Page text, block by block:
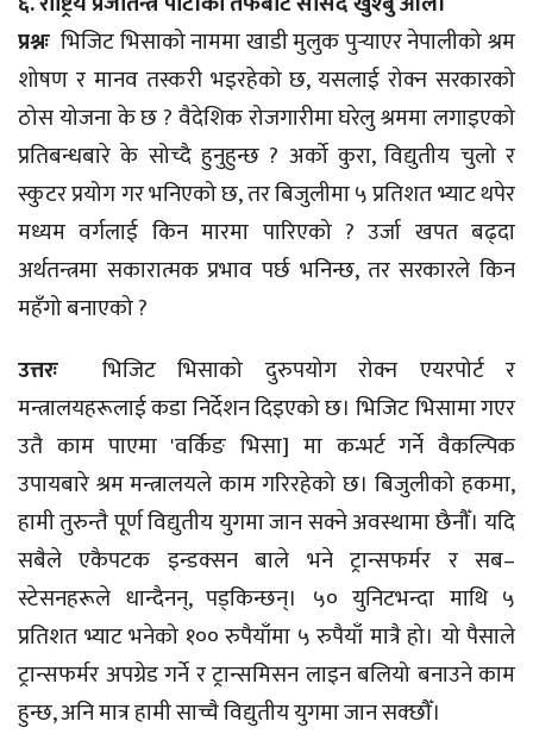
प्रश्नः भिजिट भिसाको नाममा खाडी मुलुक पुर्‍याएर नेपालीको श्रम
शोषण र मानव तस्करी भइरहेको छ, यसलाई रोक्न सरकारको
ठोस योजना के छ ? वैदेशिक रोजगारीमा घरेलु श्रममा लगाइएको
प्रतिबन्धबारे के सोच्दै हुनुहुन्छ ? अर्को कुरा, विद्युतीय चुलो र
स्कुटर प्रयोग गर भनिएको छ, तर बिजुलीमा ५ प्रतिशत भ्याट थपेर
मध्यम वर्गलाई किन मारमा पारिएको ? उर्जा खपत बढ्दा
अर्थतन्त्रमा सकारात्मक प्रभाव पर्छ भनिन्छ, तर सरकारले किन
महँगो बनाएको ?
उत्तरः
भिजिट भिसाको दुरुपयोग रोक्न एयरपोर्ट र
मन्त्रालयहरूलाई कडा निर्देशन दिइएको छ। भिजिट भिसामा गएर
उतै काम पाएमा 'वर्किङ भिसा] मा कन्भर्ट गर्ने वैकल्पिक
उपायबारे श्रम मन्त्रालयले काम गरिरहेको छ। बिजुलीको हकमा,
हामी तुरुन्तै पूर्ण विद्युतीय युगमा जान सक्ने अवस्थामा छैनौँ। यदि
सबैले एकैपटक इन्डक्सन बाले भने ट्रान्सफर्मर र सब–
स्टेसनहरूले धान्दैनन्, पड्किन्छन्। ५० युनिटभन्दा माथि ५
प्रतिशत भ्याट भनेको १०० रुपैयाँमा ५ रुपैयाँ मात्रै हो। यो पैसाले
ट्रान्सफर्मर अपग्रेड गर्ने र ट्रान्समिसन लाइन बलियो बनाउने काम
हुन्छ, अनि मात्र हामी साच्चै विद्युतीय युगमा जान सक्छौँ।